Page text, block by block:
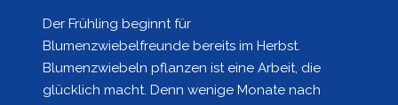
Der Frühling beginnt für
Blumenzwiebelfreunde bereits im Herbst.
Blumenzwiebeln pflanzen ist eine Arbeit, die
glücklich macht. Denn wenige Monate nach